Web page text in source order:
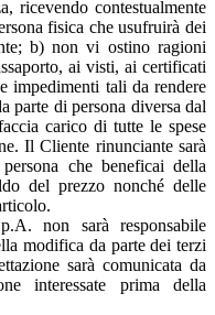
ricevendo contestualmente
fisica che usufruirà dei
b) non vi ostino ragioni
ai visti, ai certificati
impedimenti tali da rendere
parte di persona diversa dal
carico di tutte le spese
Il Cliente rinunciante sarà
che beneficai della
del prezzo nonché delle
non sarà responsabile
modifica da parte dei terzi
sarà comunicata da
interessate prima della